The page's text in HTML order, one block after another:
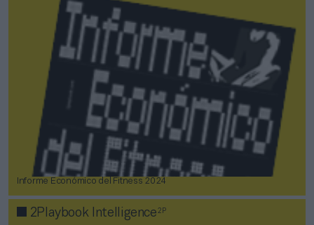
Informe Económico del Fitness 2024
2Playbook Intelligence2P